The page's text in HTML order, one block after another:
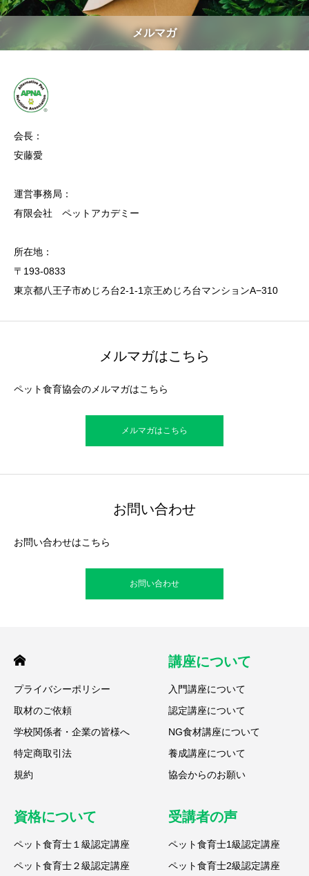
メルマガ
会長：
安藤愛
運営事務局：
有限会社 ペットアカデミー
所在地：
〒193-0833
東京都八王子市めじろ台2-1-1京王めじろ台マンションA−310
メルマガはこちら
ペット食育協会のメルマガはこちら
メルマガはこちら
お問い合わせ
お問い合わせはこちら
お問い合わせ
プライバシーポリシー
取材のご依頼
学校関係者・企業の皆様へ
特定商取引法
規約
講座について
入門講座について
認定講座について
NG食材講座について
養成講座について
協会からのお願い
資格について
ペット食育士１級認定講座
ペット食育士２級認定講座
受講者の声
ペット食育士1級認定講座
ペット食育士2級認定講座